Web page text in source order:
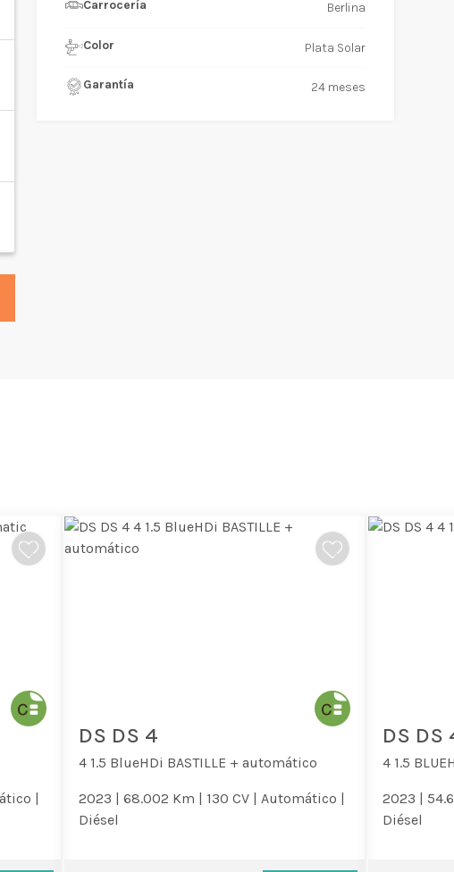
Carrocería Berlina
Color Plata Solar
Garantía 24 meses
|
DS DS 4
4 1.5 BlueHDi BASTILLE + automático
2023 | 68.002 Km | 130 CV | Automático |
Diésel
DS DS
4 1.5
2023 |
Diésel